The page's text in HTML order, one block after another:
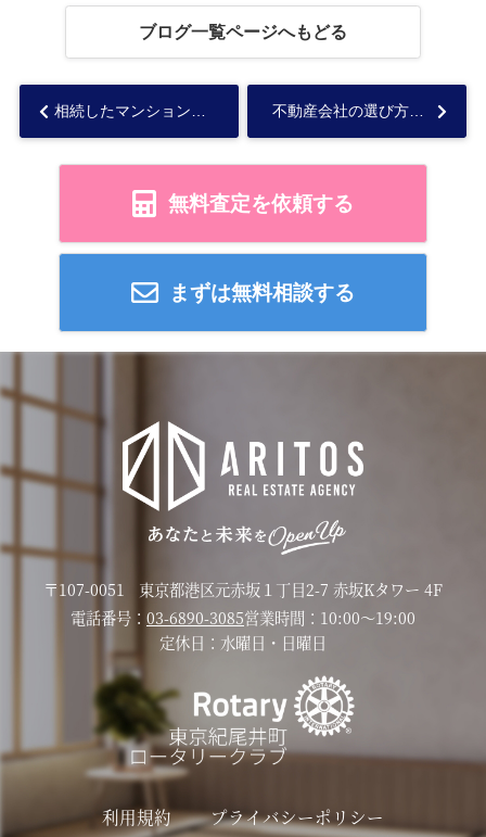
ブログ一覧ページへもどる
相続したマンションを売却する流れは？売るメリットや手続き方法を解説... 不動産会社の選び方は？売却を成功させるコツを解説！...
無料査定を依頼する
まずは無料相談する
〒107-0051
東京都港区元赤坂１丁目2-7 赤坂Kタワー 4F
電話番号： 03-6890-3085営業時間： 10:00〜19:00
定休日： 水曜日・日曜日
利用規約 プライバシーポリシー